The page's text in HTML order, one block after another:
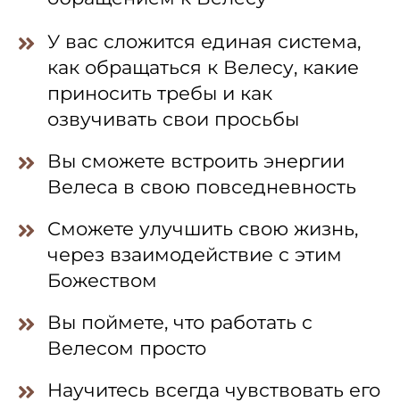
У вас сложится единая система,
как обращаться к Велесу, какие
приносить требы и как
озвучивать свои просьбы
Вы сможете встроить энергии
Велеса в свою повседневность
Сможете улучшить свою жизнь,
через взаимодействие с этим
Божеством
Вы поймете, что работать с
Велесом просто
Научитесь всегда чувствовать его